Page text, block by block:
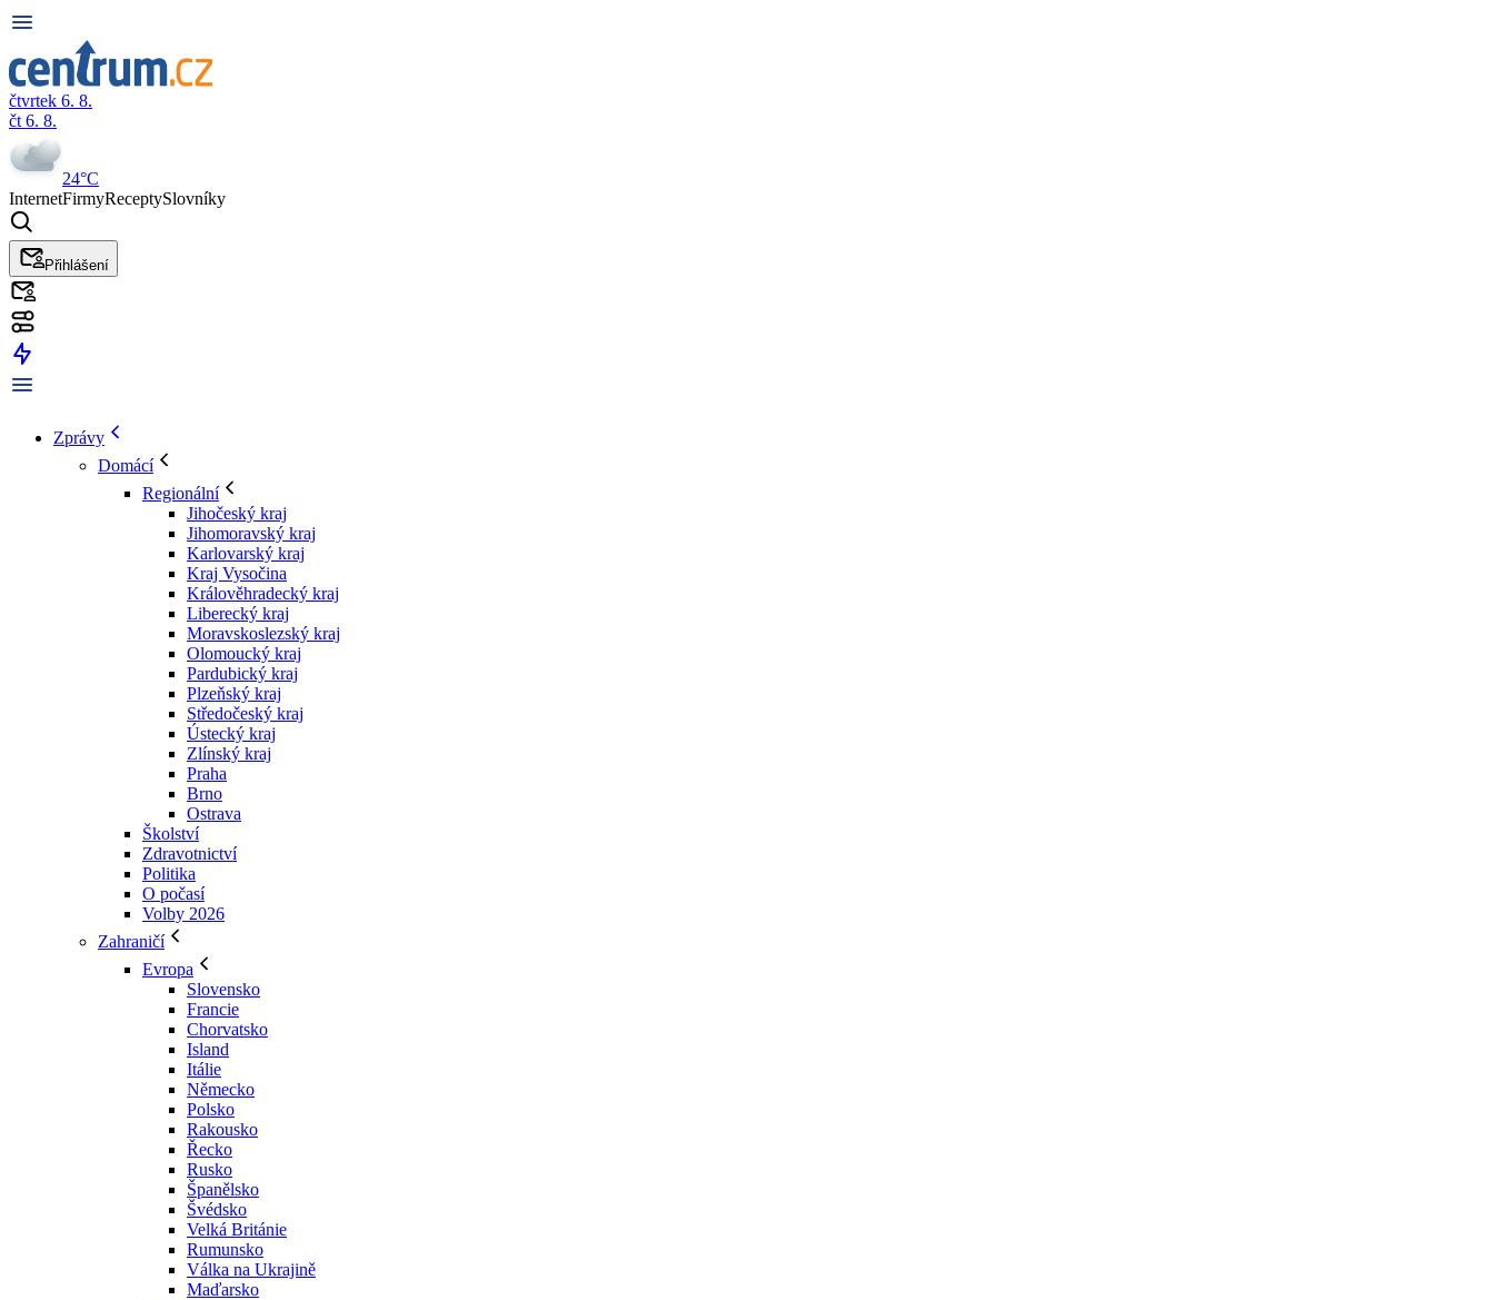
čtvrtek 6. 8.
čt 6. 8.
24°C
InternetFirmyReceptySlovníky
Přihlášení
Zprávy
Domácí
Regionální
Jihočeský kraj
Jihomoravský kraj
Karlovarský kraj
Kraj Vysočina
Králověhradecký kraj
Liberecký kraj
Moravskoslezský kraj
Olomoucký kraj
Pardubický kraj
Plzeňský kraj
Středočeský kraj
Ústecký kraj
Zlínský kraj
Praha
Brno
Ostrava
Školství
Zdravotnictví
Politika
O počasí
Volby 2026
Zahraničí
Evropa
Slovensko
Francie
Chorvatsko
Island
Itálie
Německo
Polsko
Rakousko
Řecko
Rusko
Španělsko
Švédsko
Velká Británie
Rumunsko
Válka na Ukrajině
Maďarsko